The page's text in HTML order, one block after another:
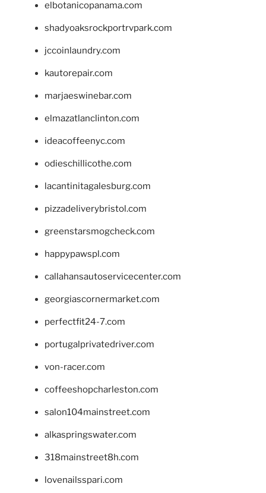
elbotanicopanama.com
shadyoaksrockportrvpark.com
jccoinlaundry.com
kautorepair.com
marjaeswinebar.com
elmazatlanclinton.com
ideacoffeenyc.com
odieschillicothe.com
lacantinitagalesburg.com
pizzadeliverybristol.com
greenstarsmogcheck.com
happypawspl.com
callahansautoservicecenter.com
georgiascornermarket.com
perfectfit24-7.com
portugalprivatedriver.com
von-racer.com
coffeeshopcharleston.com
salon104mainstreet.com
alkaspringswater.com
318mainstreet8h.com
lovenailsspari.com